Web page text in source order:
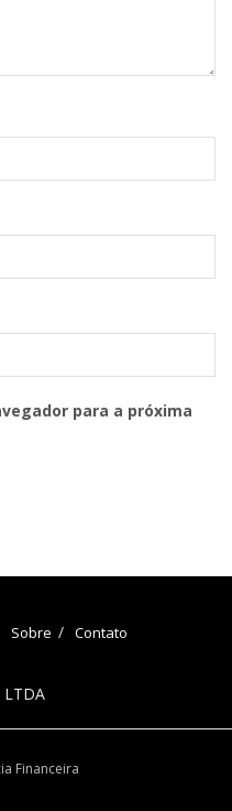
para a próxima
Sobre Contato
LTDA
Financeira